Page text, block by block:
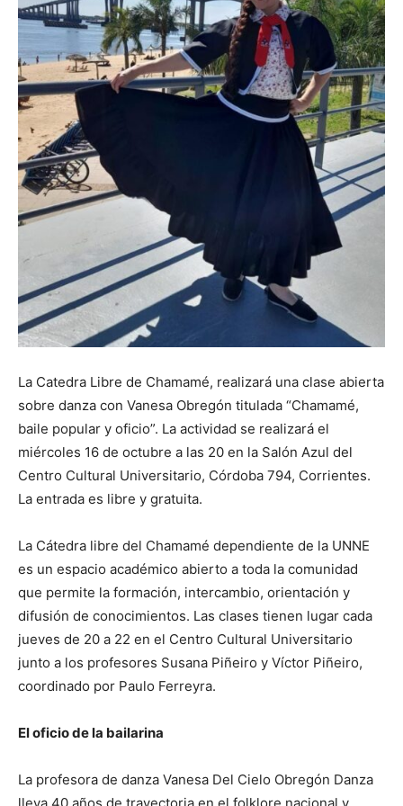
La Catedra Libre de Chamamé, realizará una clase abierta
sobre danza con Vanesa Obregón titulada “Chamamé,
baile popular y oficio”. La actividad se realizará el
miércoles 16 de octubre a las 20 en la Salón Azul del
Centro Cultural Universitario, Córdoba 794, Corrientes.
La entrada es libre y gratuita.
La Cátedra libre del Chamamé dependiente de la UNNE
es un espacio académico abierto a toda la comunidad
que permite la formación, intercambio, orientación y
difusión de conocimientos. Las clases tienen lugar cada
jueves de 20 a 22 en el Centro Cultural Universitario
junto a los profesores Susana Piñeiro y Víctor Piñeiro,
coordinado por Paulo Ferreyra.
El oficio de la bailarina
La profesora de danza Vanesa Del Cielo Obregón Danza
lleva 40 años de trayectoria en el folklore nacional y